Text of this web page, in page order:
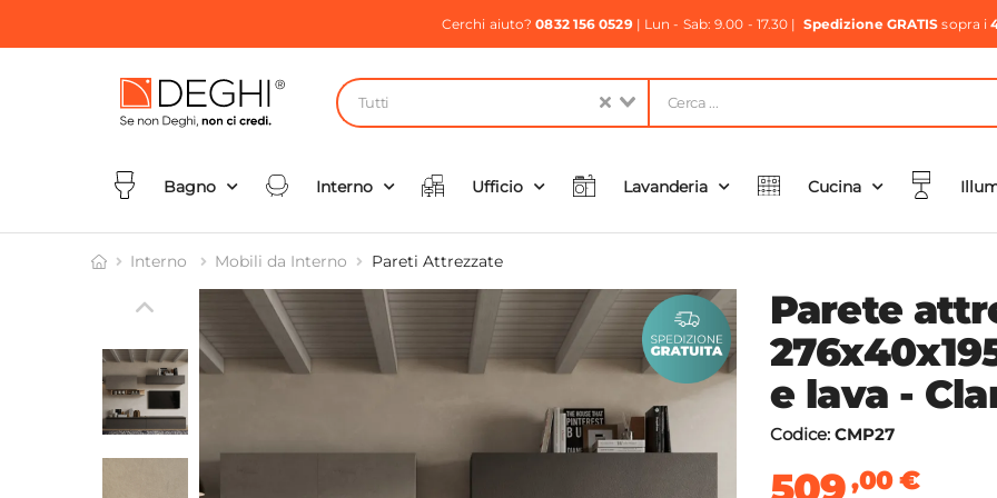
Cerchi aiuto?0832 156 0529| Lun - Sab: 9.00 - 17.30 | Spedizione GRATIS sopra i
Tutti
Bagno Interno Ufficio Lavanderia Cucina
Interno Mobili da Interno Pareti Attrezzate
Parete
e lava -
Codice: CMP27
,00€